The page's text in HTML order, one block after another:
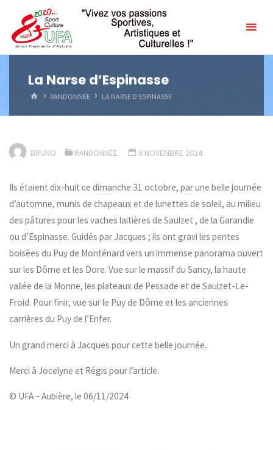
content
La Narse d’Espinasse
HOMERANDONNÉE LA NARSE D’ESPINASSE
BRUNO RANDONNÉE 6 NOVEMBRE 2024
Ils étaient dix-huit ce dimanche 31 octobre, par une belle journée
d’automne, munis de chapeaux et de lunettes de soleil, au milieu
des pâtures pour les vaches laitières de Saulzet , de la Garandie
ou d’Espinasse. Guidés par Jacques ; ils ont gravi les pentes
boisées du Puy de Monténard vers un immense panorama ouvert
sur les Dôme et les Dore. Vue sur le massif du Sancy, la haute
vallée de la Monne, les plateaux de Pessade et de Saulzet-Le-
Froid. Pour finir, vue sur le Puy de Dôme et les anciennes
carrières du Puy de l’Enfer.
Un grand merci à Jacques pour cette belle journée.
Merci à Jocelyne et Régis pour l’article.
© UFA – Aubière, le 06/11/2024